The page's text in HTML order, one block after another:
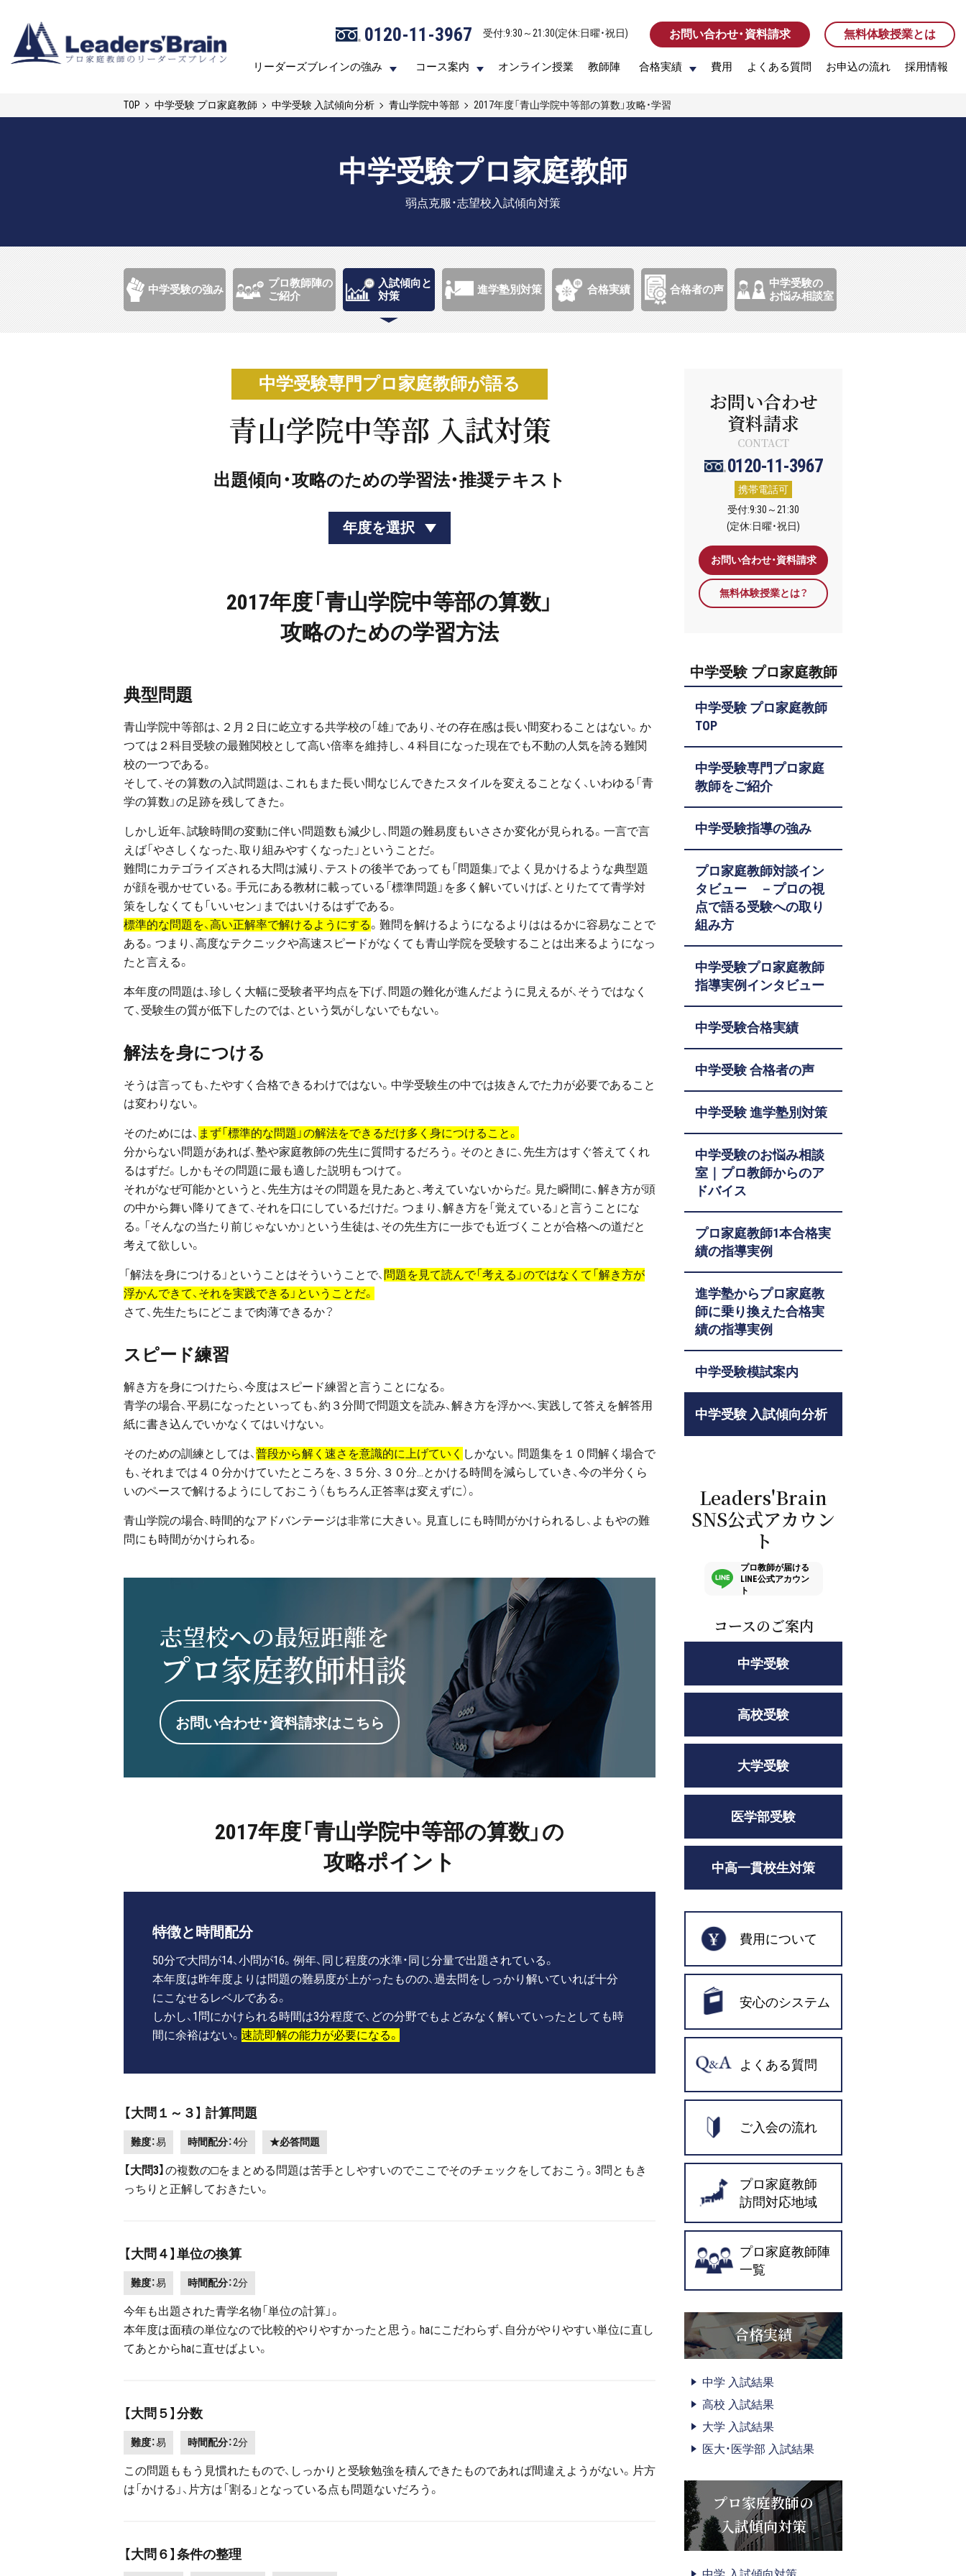
0120-11-3967 受付:9:30～21:30(定休:日曜・祝日) お問い合わせ・資料請求 無料体験授業とは
リーダーズブレインの強み コース案内 オンライン授業 教師陣 合格実績 費用 よくある質問 お申込の流れ 採用情報
0120-11-3967 受付:9:30～21:30(定休:日曜・祝日) お問い合わせ・資料請求 無料体験授業とは
リーダーズブレインの強み コース案内 オンライン授業 教師陣 合格実績 費用 よくある質問 お申込の流れ 採用情報
TOP 中学受験 プロ家庭教師 中学受験 入試傾向分析 青山学院中等部 2017年度「青山学院中等部の算数」攻略・学習
中学受験プロ家庭教師
弱点克服・志望校入試傾向対策
中学受験の強み
プロ教師陣の
ご紹介
入試傾向と
対策
進学塾別対策 合格実績 合格者の声
中学受験の
お悩み相談室
中学受験専門プロ家庭教師が語る
青山学院中等部 入試対策
出題傾向・攻略のための学習法・推奨テキスト
年度を選択
2017年度「青山学院中等部の算数」
攻略のための学習方法
典型問題
青山学院中等部は、２月２日に屹立する共学校の「雄」であり、その存在感は長い間変わることはない。か
つては２科目受験の最難関校として高い倍率を維持し、４科目になった現在でも不動の人気を誇る難関
校の一つである。
そして、その算数の入試問題は、これもまた長い間なじんできたスタイルを変えることなく、いわゆる「青
学の算数」の足跡を残してきた。
しかし近年、試験時間の変動に伴い問題数も減少し、問題の難易度もいささか変化が見られる。一言で言
えば「やさしくなった、取り組みやすくなった」ということだ。
難問にカテゴライズされる大問は減り、テストの後半であっても「問題集」でよく見かけるような典型題
が顔を覗かせている。手元にある教材に載っている「標準問題」を多く解いていけば、とりたてて青学対
策をしなくても「いいセン」まではいけるはずである。
標準的な問題を、高い正解率で解けるようにする。難問を解けるようになるよりははるかに容易なことで
ある。つまり、高度なテクニックや高速スピードがなくても青山学院を受験することは出来るようになっ
たと言える。
本年度の問題は、珍しく大幅に受験者平均点を下げ、問題の難化が進んだように見えるが、そうではなく
て、受験生の質が低下したのでは、という気がしないでもない。
解法を身につける
そうは言っても、たやすく合格できるわけではない。中学受験生の中では抜きんでた力が必要であること
は変わりない。
そのためには、 まず「標準的な問題」の解法をできるだけ多く身につけること。
分からない問題があれば、塾や家庭教師の先生に質問するだろう。そのときに、先生方はすぐ答えてくれ
るはずだ。しかもその問題に最も適した説明もつけて。
それがなぜ可能かというと、先生方はその問題を見たあと、考えていないからだ。見た瞬間に、解き方が頭
の中から舞い降りてきて、それを口にしているだけだ。つまり、解き方を「覚えている」と言うことにな
る。「そんなの当たり前じゃないか」という生徒は、その先生方に一歩でも近づくことが合格への道だと
考えて欲しい。
「解法を身につける」ということはそういうことで、 問題を見て読んで「考える」のではなくて「解き方が
浮かんできて、それを実践できる」ということだ。
さて、先生たちにどこまで肉薄できるか？
スピード練習
解き方を身につけたら、今度はスピード練習と言うことになる。
青学の場合、平易になったといっても、約３分間で問題文を読み、解き方を浮かべ、実践して答えを解答用
紙に書き込んでいかなくてはいけない。
そのための訓練としては、普段から解く速さを意識的に上げていく しかない。問題集を１０問解く場合で
も、それまでは４０分かけていたところを、３５分、３０分…とかける時間を減らしていき、今の半分くら
いのペースで解けるようにしておこう（もちろん正答率は変えずに）。
青山学院の場合、時間的なアドバンテージは非常に大きい。見直しにも時間がかけられるし、よもやの難
問にも時間がかけられる。
志望校への最短距離を
プロ家庭教師相談
お問い合わせ・資料請求はこちら
2017年度「青山学院中等部の算数」の
攻略ポイント
特徴と時間配分
50分で大問が14、小問が16。例年、同じ程度の水準・同じ分量で出題されている。
本年度は昨年度よりは問題の難易度が上がったものの、過去問をしっかり解いていれば十分
にこなせるレベルである。
しかし、1問にかけられる時間は3分程度で、どの分野でもよどみなく解いていったとしても時
間に余裕はない。 速読即解の能力が必要になる。
【大問１～３】 計算問題
難度：易 時間配分：4分 ★必答問題
【大問3】 の複数の□をまとめる問題は苦手としやすいのでここでそのチェックをしておこう。3問ともき
っちりと正解しておきたい。
【大問４】単位の換算
難度：易 時間配分：2分
今年も出題された青学名物「単位の計算」。
本年度は面積の単位なので比較的やりやすかったと思う。haにこだわらず、自分がやりやすい単位に直し
てあとからhaに直せばよい。
【大問５】分数
難度：易 時間配分：2分
この問題ももう見慣れたもので、しっかりと受験勉強を積んできたものであれば間違えようがない。片方
は「かける」、片方は「割る」となっている点も問題ないだろう。
【大問６】条件の整理
お問い合わせ
資料請求
CONTACT
0120-11-3967
携帯電話可
受付:9:30～21:30
(定休:日曜・祝日)
お問い合わせ・資料請求
無料体験授業とは？
中学受験 プロ家庭教師
中学受験 プロ家庭教師
TOP
中学受験専門プロ家庭
教師をご紹介
中学受験指導の強み
プロ家庭教師対談イン
タビュー －プロの視
点で語る受験への取り
組み方
中学受験プロ家庭教師
指導実例インタビュー
中学受験合格実績
中学受験 合格者の声
中学受験 進学塾別対策
中学受験のお悩み相談
室｜プロ教師からのア
ドバイス
プロ家庭教師1本合格実
績の指導実例
進学塾からプロ家庭教
師に乗り換えた合格実
績の指導実例
中学受験模試案内
中学受験 入試傾向分析
Leaders'Brain
SNS公式アカウン
ト
プロ教師が届ける
LINE公式アカウン
ト
コースのご案内
中学受験
高校受験
大学受験
医学部受験
中高一貫校生対策
費用について
安心のシステム
よくある質問
ご入会の流れ
プロ家庭教師
訪問対応地域
プロ家庭教師陣
一覧
合格実績
中学 入試結果
高校 入試結果
大学 入試結果
医大・医学部 入試結果
プロ家庭教師の
入試傾向対策